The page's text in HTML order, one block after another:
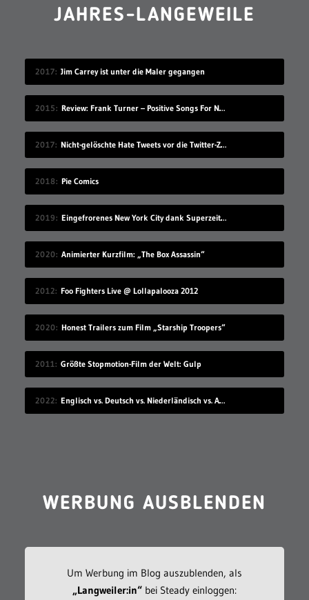
JAHRES-LANGEWEILE
2017 Jim Carrey ist unter die Maler gegangen
2015 Review: Frank Turner – Positive Songs For Negative People
2017 Nicht-gelöschte Hate Tweets vor die Twitter-Zentrale gesprüht
2018 Pie Comics
2019 Eingefrorenes New York City dank Superzeitlupe
2020 Animierter Kurzfilm: „The Box Assassin“
2012 Foo Fighters Live @ Lollapalooza 2012
2020 Honest Trailers zum Film „Starship Troopers“
2011 Größte Stopmotion-Film der Welt: Gulp
2022 Englisch vs. Deutsch vs. Niederländisch vs. Afrikaans
WERBUNG AUSBLENDEN
Um Werbung im Blog auszublenden, als
„Langweiler:in“bei Steady einloggen: